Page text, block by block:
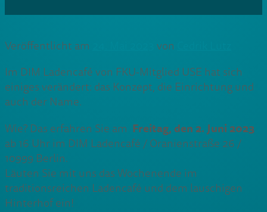
Veröffentlicht am von
Im DIM Ladencafé von FKU-Mitglied USE hat sich
einiges verändert: das Konzept, die Einrichtung und
auch der Name.
Wie? Das erfahren Sie am Freitag, den 2. Juni 2023
ab 16 Uhr im DIM Ladencafé / Oranienstraße 26 /
10999 Berlin.
Läuten Sie mit uns das Wochenende im
traditionsreichen Ladencafé und dem lauschigen
Hinterhof ein!